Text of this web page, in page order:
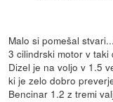
Malo si pomešal
3 cilindrski motor v
Dizel je na voljo v 1.5
ki je zelo dobro
Bencinar 1.2 z tremi